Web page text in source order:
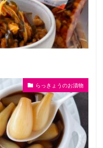
らっきょうのお漬物